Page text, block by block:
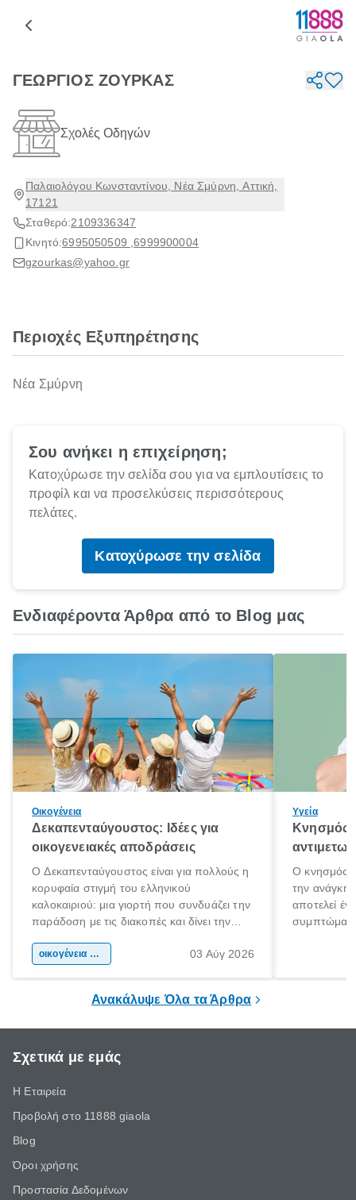
ΓΕΩΡΓΙΟΣ ΖΟΥΡΚΑΣ
Σχολές Οδηγών
Παλαιολόγου Κωνσταντίνου, Νέα Σμύρνη, Αττική,
17121
Σταθερό:2109336347
Κινητό:6995050509 ,6999900004
gzourkas@yahoo.gr
Περιοχές Εξυπηρέτησης
Νέα Σμύρνη
Σου ανήκει η επιχείρηση;
Κατοχύρωσε την σελίδα σου για να εμπλουτίσεις το
προφίλ και να προσελκύσεις περισσότερους
πελάτες.
Κατοχύρωσε την σελίδα
Ενδιαφέροντα Άρθρα από το Blog μας
Οικογένεια
Δεκαπενταύγουστος: Ιδέες για
οικογενειακές αποδράσεις
Ο Δεκαπενταύγουστος είναι για πολλούς η
κορυφαία στιγμή του ελληνικού
καλοκαιριού: μια γιορτή που συνδυάζει την
παράδοση με τις διακοπές και δίνει την
χώρας. Είτε πρόκειται για λίγες μέρες
οικογένεια & παιδί 03 Αύγ 2026
Υγεία
Κνησμός:
Ο κνησμός
την ανάγκη
αποτελεί
Ανακάλυψε Όλα τα Άρθρα
Σχετικά με εμάς
Η Εταιρεία
Προβολή στο 11888 giaola
Blog
Όροι χρήσης
Προστασία Δεδομένων